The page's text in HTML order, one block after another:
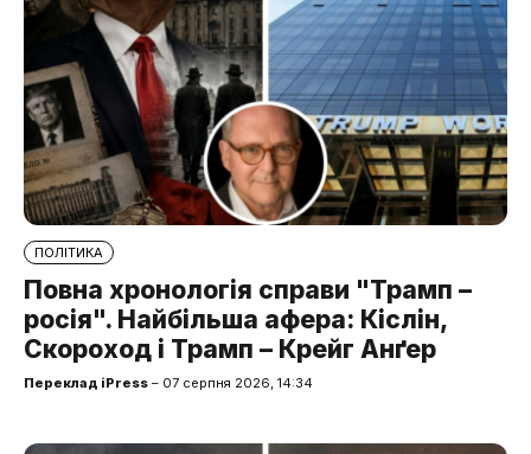
ПОЛІТИКА
Повна хронологія справи "Трамп –
росія". Найбільша афера: Кіслін,
Скороход і Трамп – Крейг Анґер
Переклад iPress – 07 серпня 2026, 14:34